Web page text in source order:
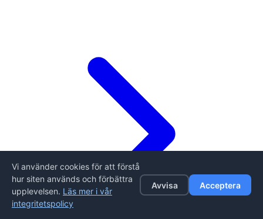
Vi använder cookies för att förstå
hur siten används och förbättra
upplevelsen. Läs mer i vår
integritetspolicy
Avvisa Acceptera